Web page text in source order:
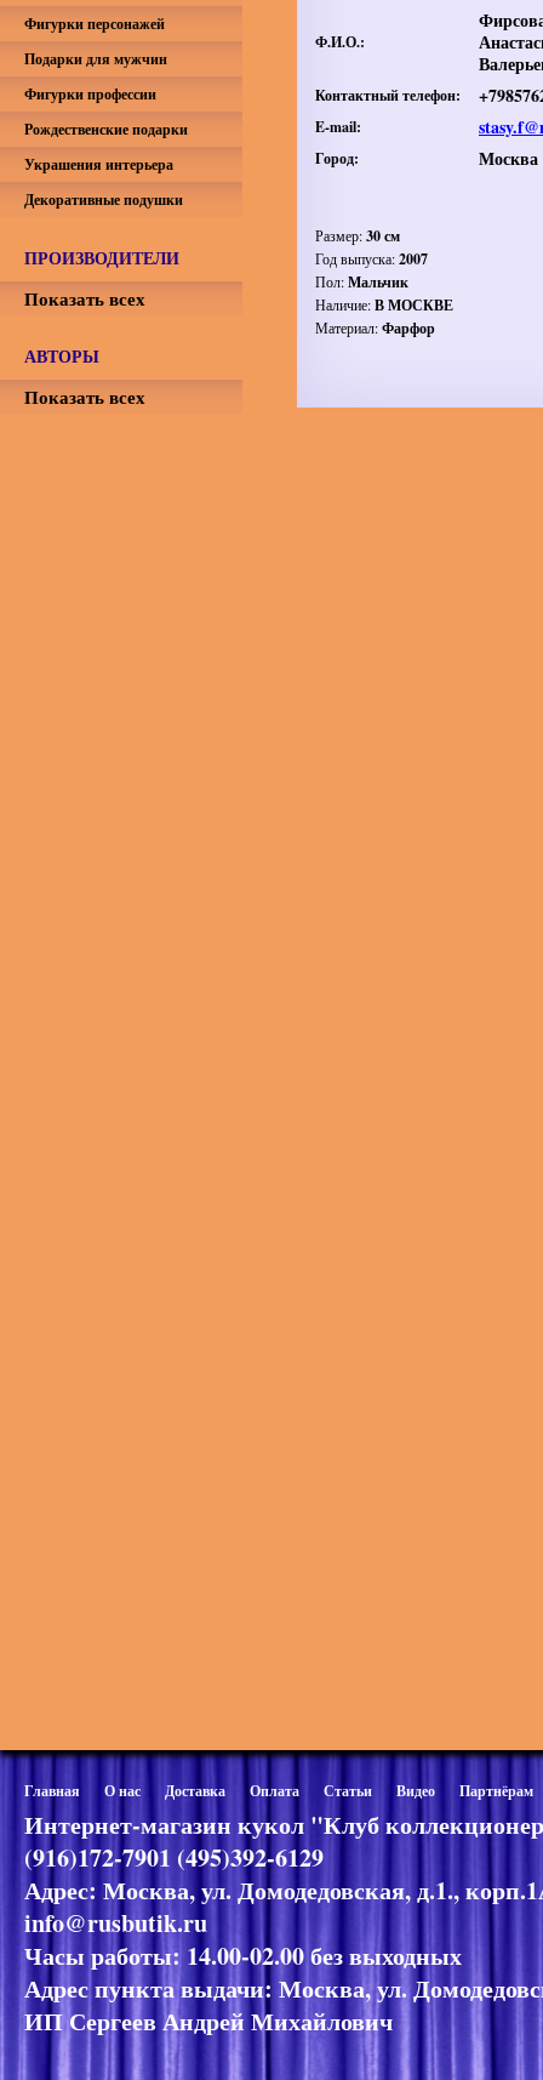
Ф.И.О.:
Контактный телефон:
E-mail:
Город: Москва
Размер:30 см
Год выпуска:2007
Пол:Мальчик
Наличие:В МОСКВЕ
Материал:Фарфор
Фигурки персонажей
Подарки для мужчин
Фигурки профессии
Рождественские подарки
Украшения интерьера
Декоративные подушки
ПРОИЗВОДИТЕЛИ
Показать всех
АВТОРЫ
Показать всех
Главная О нас Доставка Оплата Статьи Видео Партнёрам
Интернет-магазин кукол "Клуб
(916)172-7901 (495)392-6129
Адрес: Москва, ул. Домодедовская, д.1.,
info@rusbutik.ru
Часы работы: 14.00-02.00 без выходных
Адрес пункта выдачи: Москва, ул.
ИП Сергеев Андрей Михайлович